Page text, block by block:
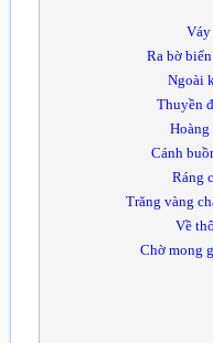
Váy
Ra bờ
Ngoài
Thuyền
Cánh
Ráng
Trăng vàng
Về
Chờ mong